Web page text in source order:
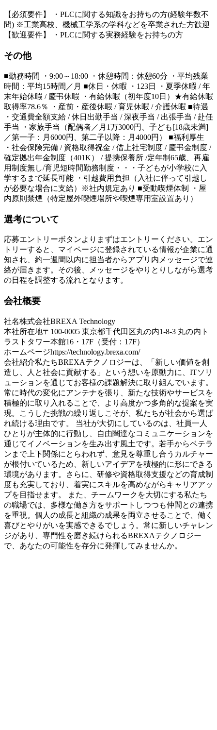
【必須要件】 ・PLCに関する知識をお持ちの方(経験年数不
問) ※工業高校、機械工学系の学科などを卒業された方歓迎
【歓迎要件】 ・PLCに関する実務経験をお持ちの方
その他
■勤務時間 ・9:00～18:00 ・休憩時間：休憩60分 ・平均残業
時間：平均15時間／月 ■休日・休暇 ・123日 ・夏季休暇 / 年
末年始休暇 / 慶弔休暇 ・有給休暇（初年度10日）★有給休暇
取得率78.6％ ・産前・産後休暇 / 育児休暇 / 介護休暇 ■待遇
・交通費全額支給 / 休日出勤手当 / 深夜手当 / 出張手当 / 赴任
手当 ・家族手当（配偶者／月1万3000円、子ども[18歳未満]
／第一子：月6000円、第二子以降：月4000円） ■福利厚生
・社会保険完備 / 資格取得祝金 / 借上社宅制度 / 慶弔金制度 /
確定拠出年金制度（401K） / 提携保養所 /定年制65歳、再雇
用制度無し/育児短時間勤務制度・・・子どもが小学校に入
学するまで延長可能 ・引越費用負担（入社に伴って引越し
が必要な場合に支給）※社内規定あり ■受動喫煙体制 ・屋
内原則禁煙（特定屋外喫煙場所や喫煙専用室設置あり）
選考について
応募エントリーボタンよりまずはエントリーください。エン
トリーすると、マイページに登録されている情報が企業に通
知され、約一週間以内に担当者からアプリ内メッセージで連
絡が届きます。その後、メッセージをやりとりしながら選考
の日程を調整する流れとなります。
会社概要
社名株式会社BREXA Technology
本社所在地〒100-0005 東京都千代田区丸の内1-8-3 丸の内ト
ラストタワー本館16・17F（受付：17F）
ホームページhttps://technology.brexa.com/
会社紹介私たちBREXAテクノロジーは、「新しい価値を創
造し、人と社会に貢献する」という想いを原動力に、ITソリ
ューションを通じてお客様の課題解決に取り組んでいます。
常に時代の変化にアンテナを張り、新たな技術やサービスを
積極的に取り入れることで、より高度かつ多角的な提案を実
現。こうした挑戦の繰り返しこそが、私たちが社会から選ば
れ続ける理由です。 当社が大切にしているのは、社員一人
ひとりが主体的に行動し、自由闊達なコミュニケーションを
通じてイノベーションを生み出す風土です。若手からベテラ
ンまで上下関係にとらわれず、意見を尊重し合うカルチャー
が根付いているため、新しいアイデアを積極的に形にできる
環境があります。さらに、研修や資格取得支援などの育成制
度も充実しており、着実にスキルを高めながらキャリアアッ
プを目指せます。 また、チームワークを大切にする私たち
の職場では、多様な働き方をサポートしつつも仲間との連携
を重視。個人の成長と組織の成果を両立させることで、働く
喜びとやりがいを実感できるでしょう。常に新しいチャレン
ジがあり、専門性を磨き続けられるBREXAテクノロジー
で、あなたの可能性を存分に発揮してみませんか。